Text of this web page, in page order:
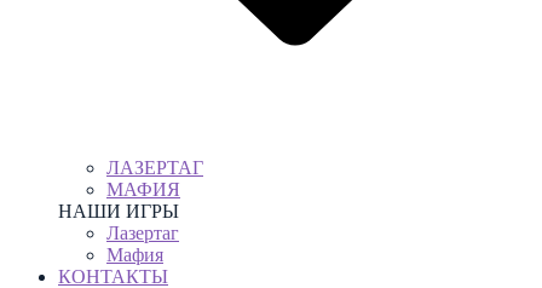
ЛАЗЕРТАГ
МАФИЯ
НАШИ ИГРЫ
Лазертаг
Мафия
КОНТАКТЫ